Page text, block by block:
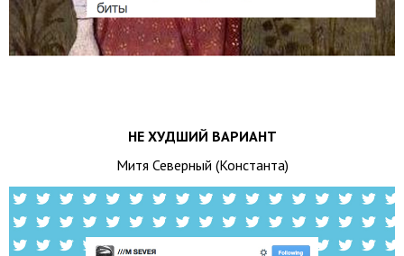
НЕ ХУДШИЙ ВАРИАНТ
Митя Северный (Константа)